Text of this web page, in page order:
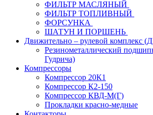
ФИЛЬТР МАСЛЯНЫЙ
ФИЛЬТР ТОПЛИВНЫЙ
ФОРСУНКА
ШАТУН И ПОРШЕНЬ
Движительно – рулевой комплекс
Резинометаллический
Гудрича)
Компрессоры
Компрессор 20К1
Компрессор К2-150
Компрессор КВД-М(Г)
Прокладки красно-медные